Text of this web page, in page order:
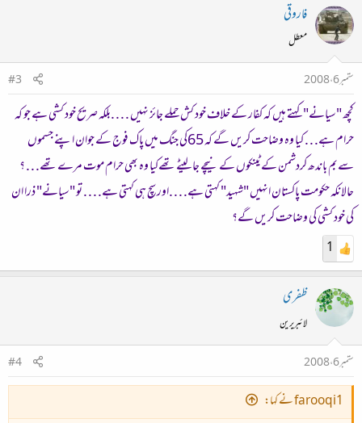
فاروقی
معطل
ستمبر 6، 2008
#3
کچھ "سیانے" کہتے ہیں کہ کفار کے خلاف خود کش حملے جائز نہیں . . . .بلکہ صریح خود کشی ہے جو کہ
حرام ہے. . . کیا وہ وضاحت کریں گے کہ 65کی جنگ میں پاک فوج کے جوان اپنے جسموں
سےبم باندھ کردشمن کے ٹینکوں کے نیچے جا لیٹے تھےکیا وہ بھی حرام موت مرے تھے. . . ؟
حالانکہ حکومت پاکستان انہیں "شہید" کہتی ہے. . . .اور سچ ہی کہتی ہے. . . . تو "سیانے" ذرا ان
کی خود کشی کی وضاحت کریں گے؟
1
ظفری
لائبریرین
ستمبر 6، 2008
#4
farooqi1 نے کہا: